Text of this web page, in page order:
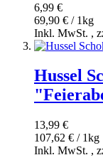
6,99 €
69,90 € / 1kg
Inkl. MwSt. ,
Hussel
13,99 €
107,62 € / 1kg
Inkl. MwSt. ,